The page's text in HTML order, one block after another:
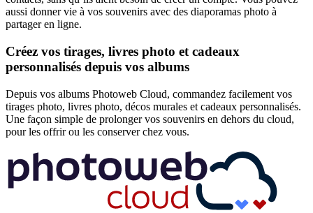
aussi donner vie à vos souvenirs avec des diaporamas photo à
partager en ligne.
Créez vos tirages, livres photo et cadeaux
personnalisés depuis vos albums
Depuis vos albums Photoweb Cloud, commandez facilement vos
tirages photo, livres photo, décos murales et cadeaux personnalisés.
Une façon simple de prolonger vos souvenirs en dehors du cloud,
pour les offrir ou les conserver chez vous.